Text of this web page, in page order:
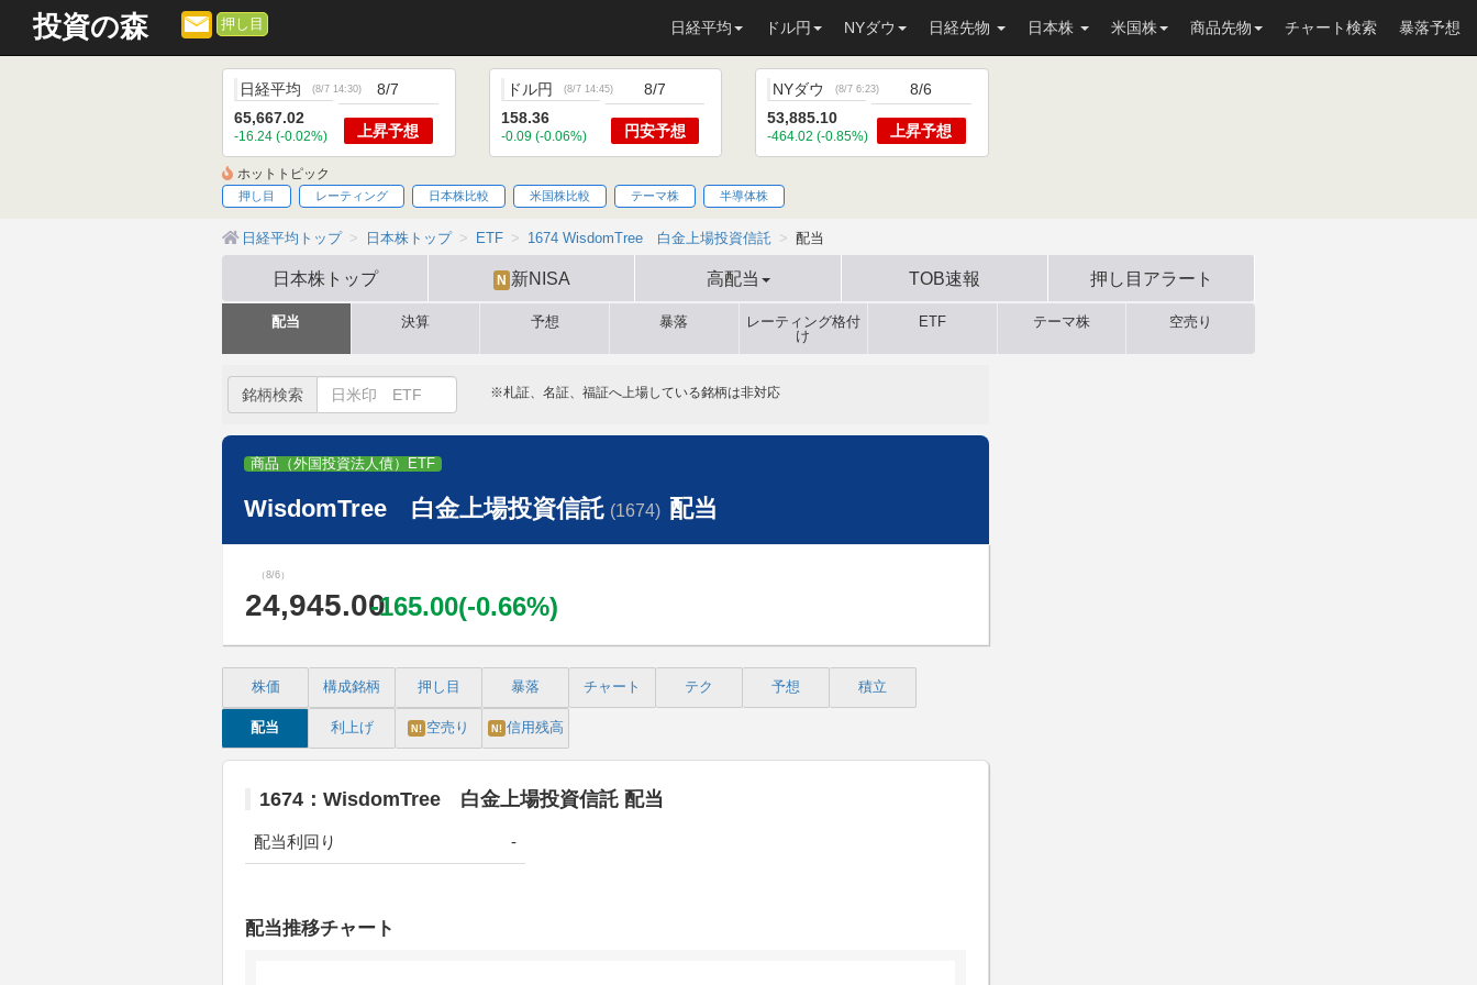
投資の森 押し目 日経平均 ドル円 NYダウ 日経先物 日本株 米国株 商品先物 チャート検索 暴落予想
日経平均 (8/7 14:30)
65,667.02
-16.24 (-0.02%)
8/7
上昇予想
ドル円 (8/7 14:45)
158.36
-0.09 (-0.06%)
8/7
円安予想
NYダウ (8/7 6:23)
53,885.10
-464.02 (-0.85%)
8/6
上昇予想
ホットトピック
押し目 レーティング 日本株比較 米国株比較 テーマ株 半導体株
日経平均トップ 日本株トップ ETF 1674 WisdomTree 白金上場投資信託 配当
日本株トップ N 新NISA 高配当 TOB速報 押し目 アラート
配当 決算 予想 暴落
レーティング格付
け
ETF テーマ株 空売り
銘柄検索 ※札証、名証、福証へ上場している銘柄は非対応
商品（外国投資法人債）ETF
WisdomTree 白金上場投資信託 (1674) 配当
（8/6）
24,945.00-165.00(-0.66%)
株価 構成銘柄 押し目 暴落 チャート テク 予想 積立
配当 利上げ N! 空売り N! 信用残高
1674：WisdomTree 白金上場投資信託 配当
配当利回り -
配当推移チャート